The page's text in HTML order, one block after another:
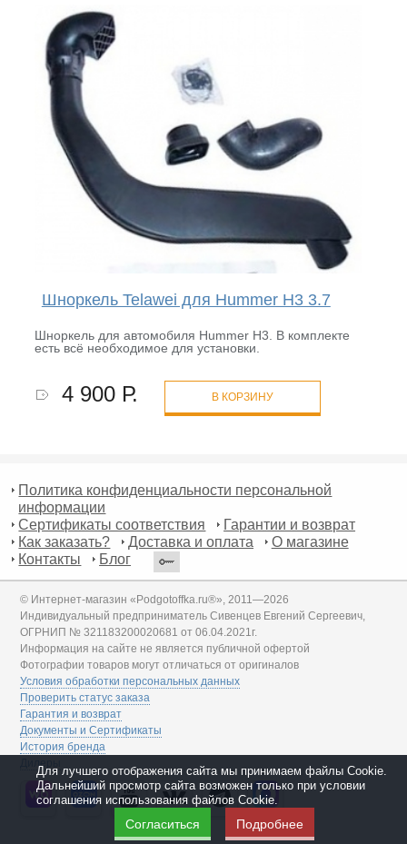
Шноркель Telawei для Hummer H3 3.7
Шноркель для автомобиля Hummer H3. В комплекте
есть всё необходимое для установки.
4 900 Р. В КОРЗИНУ
Политика конфиденциальности персональной
информации
Сертификаты соответствия
Гарантии и возврат
Как заказать?
Доставка и оплата
О магазине
Контакты
Блог
© Интернет-магазин «Podgotoffka.ru®», 2011—2026
Индивидуальный предприниматель Сивенцев Евгений Сергеевич,
ОГРНИП № 321183200020681 от 06.04.2021г.
Информация на сайте не является публичной офертой
Фотографии товаров могут отличаться от оригиналов
Условия обработки персональных данных
Проверить статус заказа
Гарантия и возврат
Документы и Сертификаты
История бренда
Дилеры
Для лучшего отображения сайта мы принимаем файлы Cookie.
Дальнейший просмотр сайта возможен только при условии
соглашения использования файлов Cookie.
Согласиться Подробнее